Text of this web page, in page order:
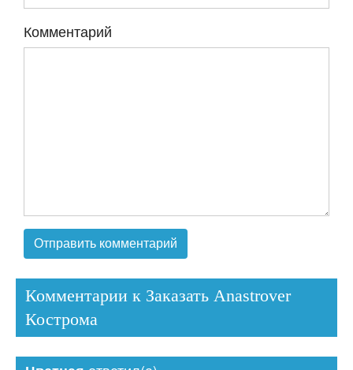
Комментарий
Комментарии к Заказать Anastrover
Кострома